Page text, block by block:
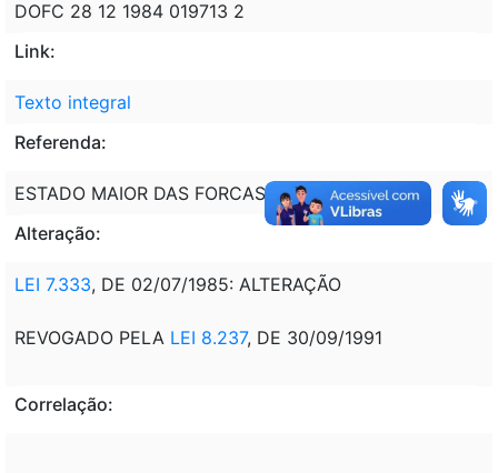
DOFC 28 12 1984 019713 2
Link:
Texto integral
Referenda:
ESTADO MAIOR DAS FORCAS ARMADAS - EMFA.
Alteração:
LEI 7.333, DE 02/07/1985: ALTERAÇÃO
REVOGADO PELA LEI 8.237, DE 30/09/1991
Correlação: